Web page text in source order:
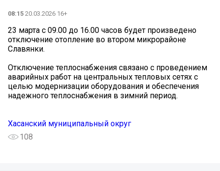
08:15 20.03.2026 16+
23 марта с 09.00 до 16.00 часов будет произведено
отключение отопление во втором микрорайоне
Славянки.
Отключение теплоснабжения связано с проведением
аварийных работ на центральных тепловых сетях с
целью модернизации оборудования и обеспечения
надежного теплоснабжения в зимний период.
Хасанский муниципальный округ
108